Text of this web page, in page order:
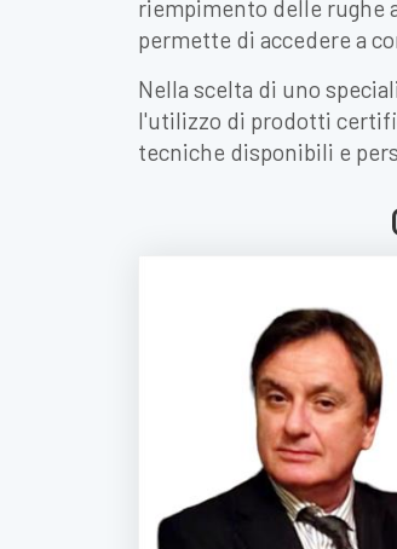
riempimento delle rughe
permette di accedere a
Nella scelta di uno
l'utilizzo di prodotti
tecniche disponibili e